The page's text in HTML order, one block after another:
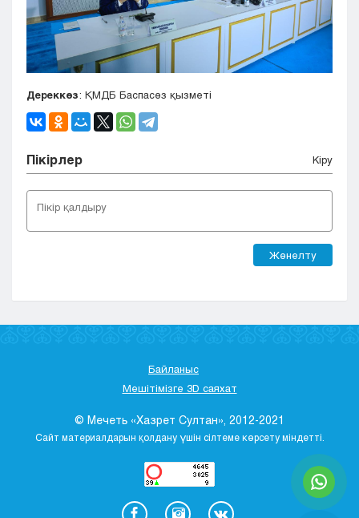
Дереккөз: ҚМДБ Баспасөз қызметі
Пікірлер Кіру
Жөнелту
Байланыс
Мешітімізге 3D саяхат
© Мечеть «Хазрет Султан», 2012-2021
Сайт материалдарын қолдану үшін сілтеме көрсету міндетті.